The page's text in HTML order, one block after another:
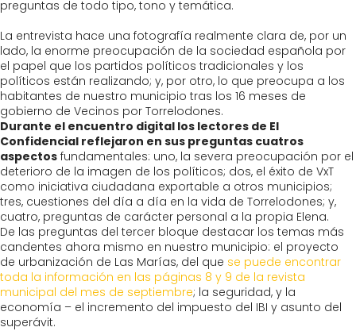
preguntas de todo tipo, tono y temática.
La entrevista hace una fotografía realmente clara de, por un
lado, la enorme preocupación de la sociedad española por
el papel que los partidos políticos tradicionales y los
políticos están realizando; y, por otro, lo que preocupa a los
habitantes de nuestro municipio tras los 16 meses de
gobierno de Vecinos por Torrelodones.
Durante el encuentro digital los lectores de El
Confidencial reflejaron en sus preguntas cuatros
aspectos fundamentales: uno, la severa preocupación por el
deterioro de la imagen de los políticos; dos, el éxito de VxT
como iniciativa ciudadana exportable a otros municipios;
tres, cuestiones del día a día en la vida de Torrelodones; y,
cuatro, preguntas de carácter personal a la propia Elena.
De las preguntas del tercer bloque destacar los temas más
candentes ahora mismo en nuestro municipio: el proyecto
de urbanización de Las Marías, del que se puede encontrar
toda la información en las páginas 8 y 9 de la revista
municipal del mes de septiembre; la seguridad, y la
economía – el incremento del impuesto del IBI y asunto del
superávit.